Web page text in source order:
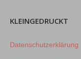
KLEINGEDRUCKT
Datenschutzerklärung